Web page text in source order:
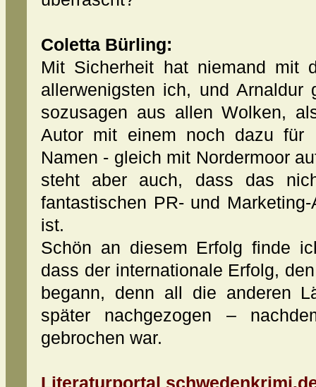
Coletta Bürling:
Mit Sicherheit hat niemand mit
allerwenigsten ich, und
sozusagen aus allen Wolken,
Autor mit einem noch dazu für
Namen - gleich mit Nordermoor
steht aber auch, dass das
fantastischen PR- und
ist.
Schön an diesem Erfolg finde
dass der internationale Erfolg,
begann, denn all die anderen
später nachgezogen –
gebrochen war.
Literaturportal